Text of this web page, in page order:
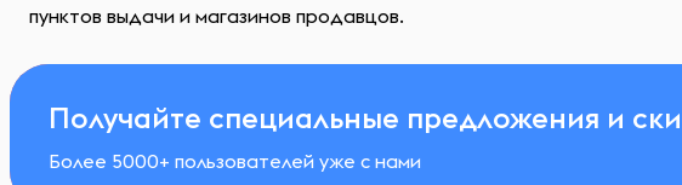
пунктов выдачи и магазинов продавцов.
Получайте специальные предложения и
Более 5000+ пользователей уже с нами